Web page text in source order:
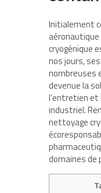
Initialement
cryogénique
nos jours,
nombreuses
devenue la
l’entretien
industriel.
nettoyage
domaines de